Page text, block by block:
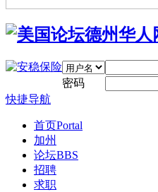
密码
快捷导航
首页Portal
加州
论坛BBS
招聘
求职